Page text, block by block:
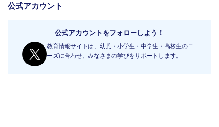
公式アカウント
公式アカウントをフォローしよう！
教育情報サイトは、幼児・小学生・中学生・高校生のニ
ーズに合わせ、みなさまの学びをサポートします。